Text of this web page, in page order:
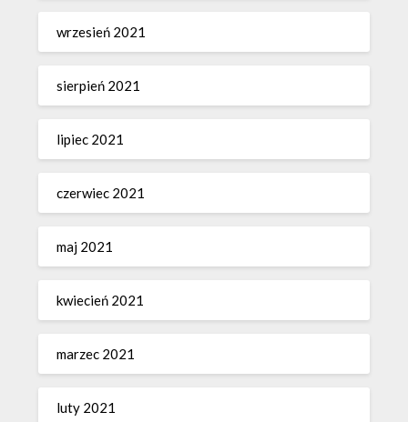
wrzesień 2021
sierpień 2021
lipiec 2021
czerwiec 2021
maj 2021
kwiecień 2021
marzec 2021
luty 2021